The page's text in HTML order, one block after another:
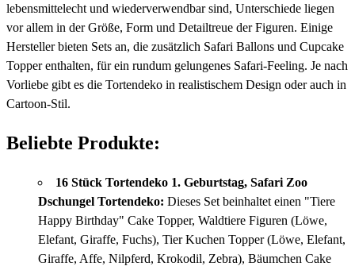
lebensmittelecht und wiederverwendbar sind, Unterschiede liegen
vor allem in der Größe, Form und Detailtreue der Figuren. Einige
Hersteller bieten Sets an, die zusätzlich Safari Ballons und Cupcake
Topper enthalten, für ein rundum gelungenes Safari-Feeling. Je nach
Vorliebe gibt es die Tortendeko in realistischem Design oder auch in
Cartoon-Stil.
Beliebte Produkte:
16 Stück Tortendeko 1. Geburtstag, Safari Zoo
Dschungel Tortendeko: Dieses Set beinhaltet einen "Tiere
Happy Birthday" Cake Topper, Waldtiere Figuren (Löwe,
Elefant, Giraffe, Fuchs), Tier Kuchen Topper (Löwe, Elefant,
Giraffe, Affe, Nilpferd, Krokodil, Zebra), Bäumchen Cake